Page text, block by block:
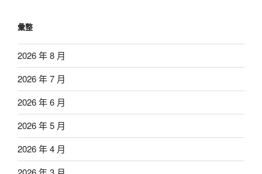
彙整
2026 年 8 月
2026 年 7 月
2026 年 6 月
2026 年 5 月
2026 年 4 月